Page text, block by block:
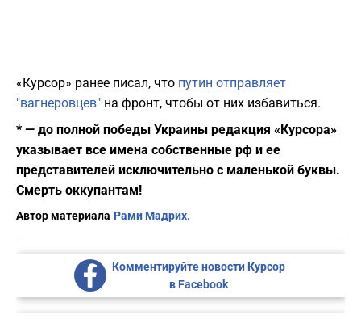
«Курсор» ранее писал, что путин отправляет
"вагнеровцев" на фронт, чтобы от них избавиться.
* — до полной победы Украины редакция «Курсора»
указывает все имена собственные рф и ее
представителей исключительно с маленькой буквы.
Смерть оккупантам!
Автор материала Рами Мадрих.
Комментируйте новости Курсор
в Facebook